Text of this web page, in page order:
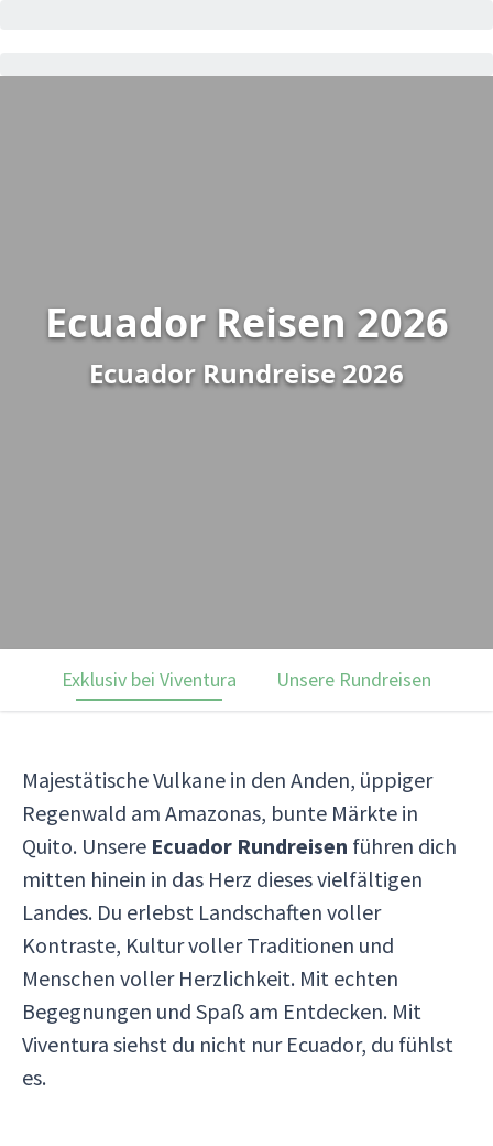
Ecuador Reisen 2026
Ecuador Rundreise 2026
Exklusiv bei Viventura Unsere Rundreisen
Majestätische Vulkane in den Anden, üppiger
Regenwald am Amazonas, bunte Märkte in
Quito. Unsere Ecuador Rundreisen führen dich
mitten hinein in das Herz dieses vielfältigen
Landes. Du erlebst Landschaften voller
Kontraste, Kultur voller Traditionen und
Menschen voller Herzlichkeit. Mit echten
Begegnungen und Spaß am Entdecken. Mit
Viventura siehst du nicht nur Ecuador, du fühlst
es.